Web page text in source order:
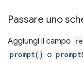
Passare uno
Aggiungi il campo
prompt() o